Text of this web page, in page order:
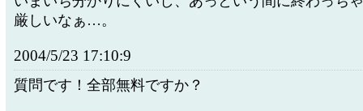
厳しいなぁ…。
2004/5/23 17:10:9
質問です！全部無料ですか？